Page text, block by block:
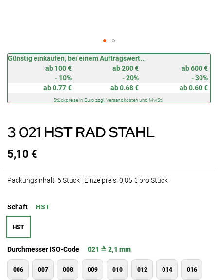
Günstig einkaufen, bei einem Auftragswert...
ab 100 €
ab 200 €
ab 600 €
- 10%
- 20%
- 30%
ab 0.77 €
ab 0.68 € ab 0.60 €
Stückpreise in Euro zzgl. Versandkosten und MwSt.
3 021 HST RAD STAHL
5,10 €
Packungsinhalt: 6 Stück | Einzelpreis: 0,85 € pro Stück
Schaft HST
HST
Durchmesser ISO-Code 021 ≙ 2,1 mm
006 007 008 009 010 012 014 016
Zum
Anfang
springen